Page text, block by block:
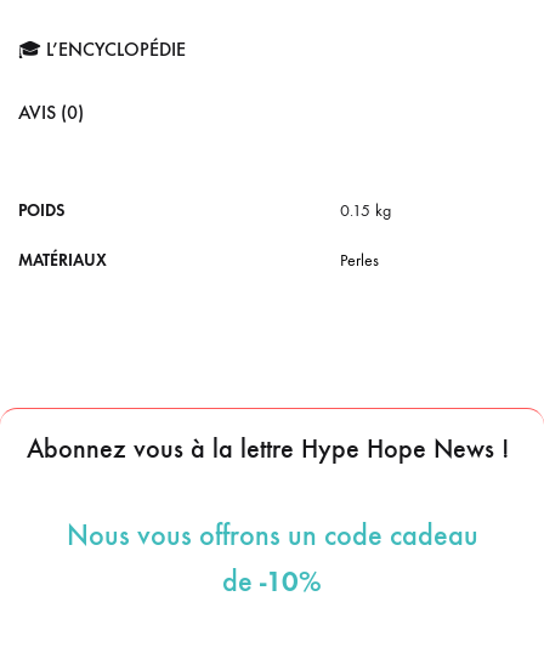
🎓 L’ENCYCLOPÉDIE
AVIS (0)
POIDS 0.15 kg
MATÉRIAUX Perles
Abonnez vous à la lettre Hype Hope News !
Nous vous offrons un code cadeau
de -10%